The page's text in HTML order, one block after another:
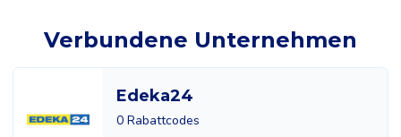
Verbundene Unternehmen
Edeka24
0 Rabattcodes